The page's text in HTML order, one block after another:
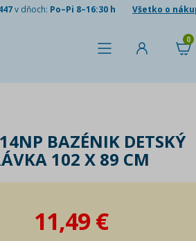
v dňoch: Po–Pi 8–16:30 h Všetko o
0
BAZÉNIK DETSKÝ
102 X 89 CM
11,49 €